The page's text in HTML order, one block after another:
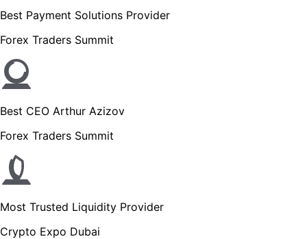
Best Payment Solutions Provider
Forex Traders Summit
Best CEO Arthur Azizov
Forex Traders Summit
Most Trusted Liquidity Provider
Crypto Expo Dubai